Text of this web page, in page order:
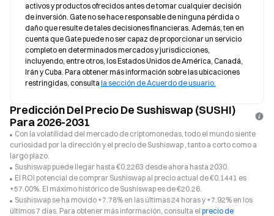
activos y productos ofrecidos antes de tomar cualquier decisión
de inversión. Gate no se hace responsable de ninguna pérdida o
daño que resulte de tales decisiones financieras. Además, ten en
cuenta que Gate puede no ser capaz de proporcionar un servicio
completo en determinados mercados y jurisdicciones,
incluyendo, entre otros, los Estados Unidos de América, Canadá,
Irán y Cuba. Para obtener más información sobre las ubicaciones
restringidas, consulta la sección de Acuerdo de usuario.
Predicción Del Precio De Sushiswap (SUSHI)
Para 2026-2031
Con la volatilidad del mercado de criptomonedas, todo el mundo siente
curiosidad por la dirección y el precio de Sushiswap , tanto a corto como a
largo plazo.
Sushiswap puede llegar hasta €0.2263 desde ahora hasta 2030.
El ROI potencial de comprar Sushiswap al precio actual de €0.1441 es
+57.00%. El máximo histórico de Sushiswap es de €20.26.
Sushiswap se ha movido +7.78% en las últimas 24 horas y +7.92% en los
últimos 7 días. Para obtener más información, consulta el precio de